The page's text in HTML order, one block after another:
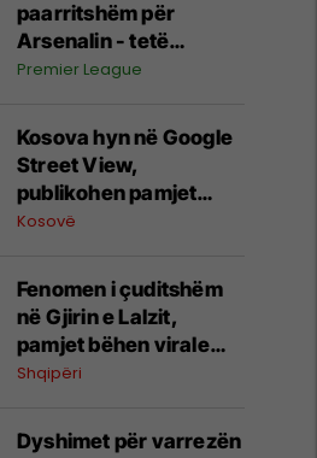
paarritshëm për
Arsenalin - tetë
alternativa si
për krahun e majtë te
Topçinjtë
Premier League
Kosova hyn në Google
Street View,
publikohen pamjet
360-gradëshe
Kosovë
Fenomen i çuditshëm
në Gjirin e Lalzit,
pamjet bëhen virale
(Video)
Shqipëri
Dyshimet për varrezën